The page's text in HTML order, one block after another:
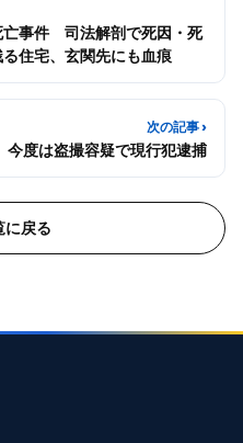
亡事件 司法解剖で死因・死
住宅、玄関先にも血痕
次の記事 ›
今度は盗撮容疑で現行犯逮捕
に戻る